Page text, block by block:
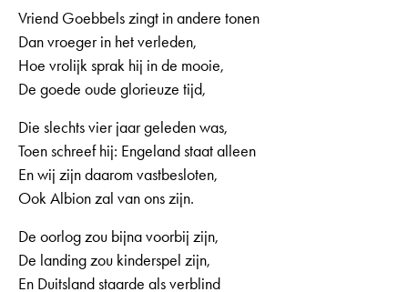
Vriend Goebbels zingt in andere tonen
Dan vroeger in het verleden,
Hoe vrolijk sprak hij in de mooie,
De goede oude glorieuze tijd,
Die slechts vier jaar geleden was,
Toen schreef hij: Engeland staat alleen
En wij zijn daarom vastbesloten,
Ook Albion zal van ons zijn.
De oorlog zou bijna voorbij zijn,
De landing zou kinderspel zijn,
En Duitsland staarde als verblind